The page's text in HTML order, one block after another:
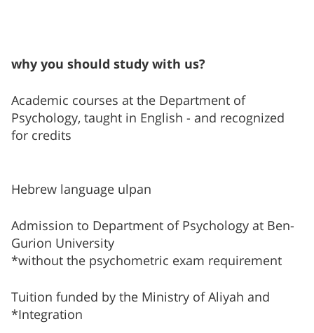
?why you should study with us
Academic courses at the Department of
Psychology, taught in English - and recognized
for credits
Hebrew language ulpan
Admission to Department of Psychology at Ben-
Gurion University
without the psychometric exam requirement*
Tuition funded by the Ministry of Aliyah and
Integration*